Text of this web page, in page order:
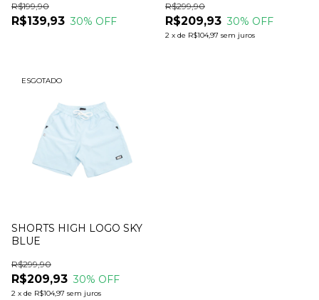
R$139,93
R$199,90
30% OFF R$209,93
R$299,90
30% OFF
2 x de R$104,97 sem juros
ESGOTADO
SHORTS HIGH LOGO SKY
BLUE
R$209,93
R$299,90
30% OFF
2 x de R$104,97 sem juros